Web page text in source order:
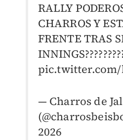
RALLY
CHARROS Y
FRENTE TRAS
pic.twitter.com/
— Charros de
2026